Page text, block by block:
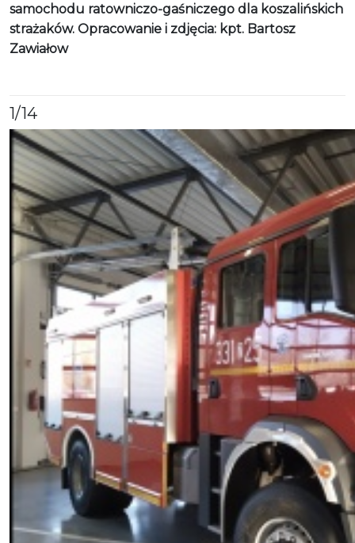
samochodu ratowniczo-gaśniczego dla koszalińskich
strażaków. Opracowanie i zdjęcia: kpt. Bartosz
Zawiałow
1/14